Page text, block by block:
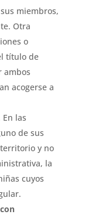
miembros,
Otra
o
título de
ambos
acogerse a
En las
de sus
y no
la
cuyos